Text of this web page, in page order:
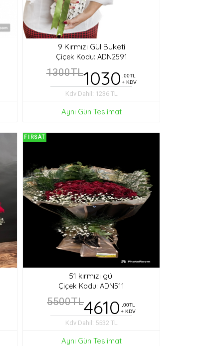
9 Kırmızı Gül Buketi
Çiçek Kodu: ADN2591
1300TL1030
,00TL
+ KDV
Kdv Dahil: 1236 TL
Aynı Gün Teslimat
FIRSAT
51 kırmızı gül
Çiçek Kodu: ADN511
5500TL4610
,00TL
+ KDV
Kdv Dahil: 5532 TL
Aynı Gün Teslimat